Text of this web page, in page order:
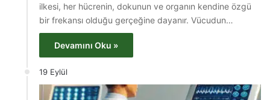
ilkesi, her hücrenin, dokunun ve organın kendine özgü
bir frekansı olduğu gerçeğine dayanır. Vücudun…
Devamını Oku »
19 Eylül